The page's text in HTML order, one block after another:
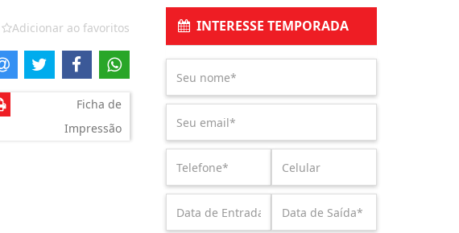
Adicionar ao favoritos
Ficha de
Impressão
INTERESSE TEMPORADA